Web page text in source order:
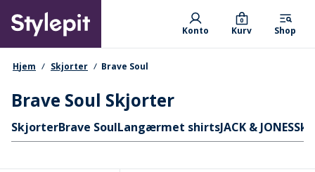
main
content
Primary departments
Konto Kurv
0
Shop
navigationssti
Hjem Skjorter Brave Soul
Brave Soul Skjorter
Hurtige links
SkjorterBrave SoulLangærmet shirtsJACK & JONES